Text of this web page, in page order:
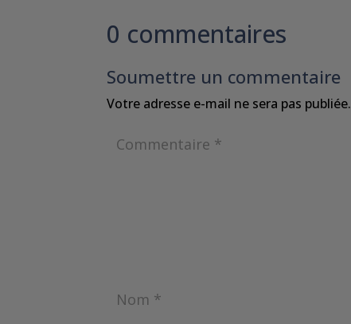
0 commentaires
Soumettre un commentaire
Votre adresse e-mail ne sera pas publiée.